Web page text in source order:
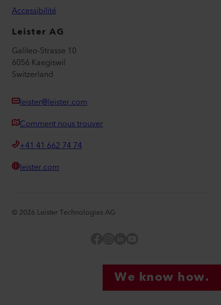
Accessibilité
Leister AG
Galileo-Strasse 10
6056 Kaegiswil
Switzerland
leister@leister.com
Comment nous trouver
+41 41 662 74 74
leister.com
© 2026 Leister Technologies AG
We know how.